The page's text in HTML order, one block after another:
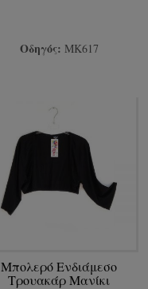
Οδηγός: ΜΚ617
Μπολερό Ενδιάμεσο
Τρουακάρ Μανίκι